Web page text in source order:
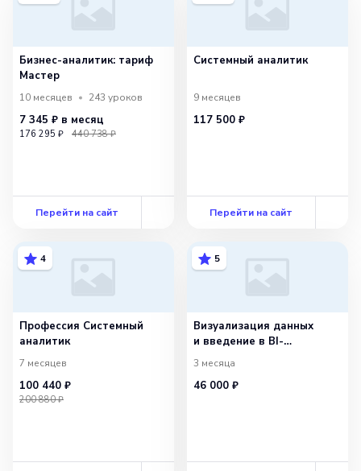
Бизнес-аналитик: тариф
Мастер
10 месяцев 243 уроков
7 345 ₽ в месяц
176 295 ₽ 440 738 ₽
Перейти на сайт
Системный аналитик
9 месяцев
117 500 ₽
Перейти на сайт
4
Профессия Системный
аналитик
7 месяцев
100 440 ₽
200 880 ₽
5
Визуализация данных
и введение в BI-
инструменты —
с сопровождением
3 месяца
46 000 ₽